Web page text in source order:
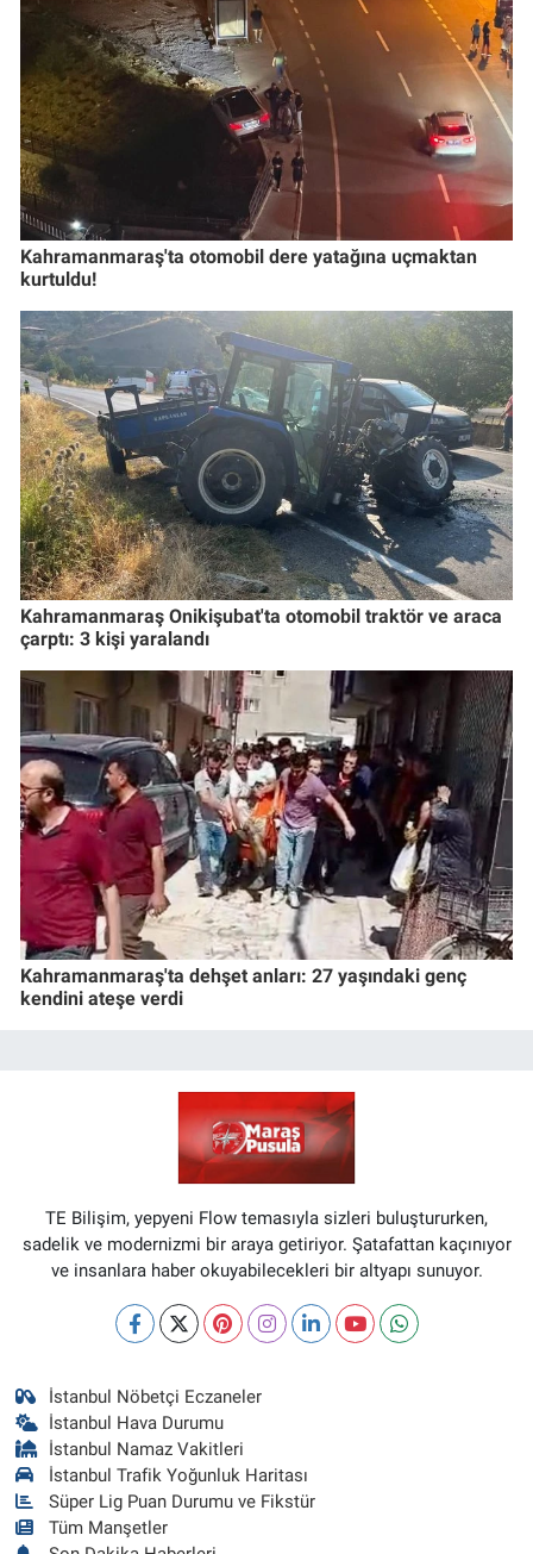
Kahramanmaraş'ta otomobil dere yatağına uçmaktan
kurtuldu!
Kahramanmaraş Onikişubat'ta otomobil traktör ve araca
çarptı: 3 kişi yaralandı
Kahramanmaraş'ta dehşet anları: 27 yaşındaki genç
kendini ateşe verdi
TE Bilişim, yepyeni Flow temasıyla sizleri buluştururken,
sadelik ve modernizmi bir araya getiriyor. Şatafattan kaçınıyor
ve insanlara haber okuyabilecekleri bir altyapı sunuyor.
İstanbul Nöbetçi Eczaneler
İstanbul Hava Durumu
İstanbul Namaz Vakitleri
İstanbul Trafik Yoğunluk Haritası
Süper Lig Puan Durumu ve Fikstür
Tüm Manşetler